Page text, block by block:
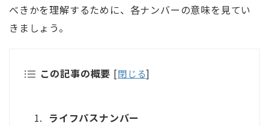
べきかを理解するために、各ナンバーの意味を見てい
きましょう。
この記事の概要 [閉じる]
ライフパスナンバー